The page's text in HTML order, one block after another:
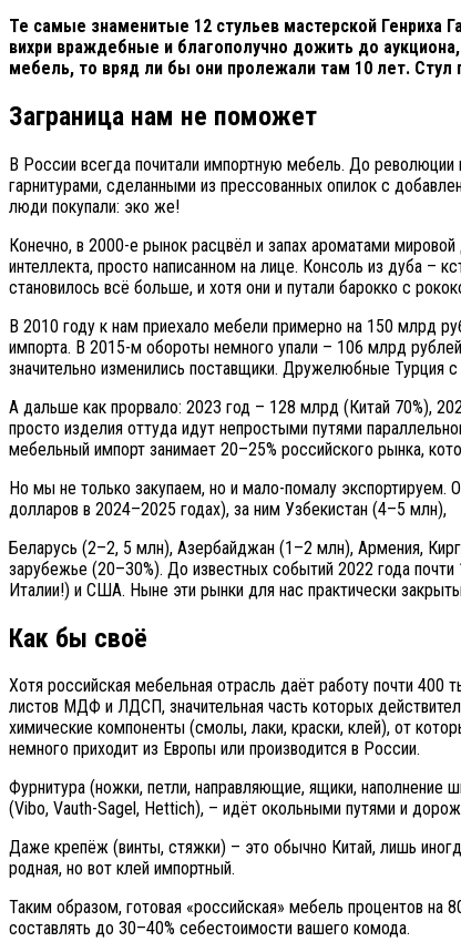
Те самые знаменитые 12 стульев мастерской
вихри враждебные и благополучно дожить до
мебель, то вряд ли бы они пролежали там 10 лет. Стул
Заграница нам не поможет
В России всегда почитали импортную мебель. До
гарнитурами, сделанными из прессованных опилок с
люди покупали: эко же!
Конечно, в 2000-е рынок расцвёл и запах ароматами
интеллекта, просто написанном на лице. Консоль из дуба –
становилось всё больше, и хотя они и путали барокко с
В 2010 году к нам приехало мебели примерно на 150 млрд
импорта. В 2015-м обороты немного упали – 106 млрд
значительно изменились поставщики. Дружелюбные Турция
А дальше как прорвало: 2023 год – 128 млрд (Китай 70%),
просто изделия оттуда идут непростыми путями
мебельный импорт занимает 20–25% российского рынка,
Но мы не только закупаем, но и мало-помалу
долларов в 2024–2025 годах), за ним Узбекистан (4–5 млн),
Беларусь (2–2, 5 млн), Азербайджан (1–2 млн), Армения,
зарубежье (20–30%). До известных событий 2022 года
Италии!) и США. Ныне эти рынки для нас практически
Как бы своё
Хотя российская мебельная отрасль даёт работу почти 400
листов МДФ и ЛДСП, значительная часть которых
химические компоненты (смолы, лаки, краски, клей), от
немного приходит из Европы или производится в России.
Фурнитура (ножки, петли, направляющие, ящики, наполнение
(Vibo, Vauth-Sagel, Hettich), – идёт окольными путями и
Даже крепёж (винты, стяжки) – это обычно Китай, лишь
родная, но вот клей импортный.
Таким образом, готовая «российская» мебель процентов
составлять до 30–40% себестоимости вашего комода.